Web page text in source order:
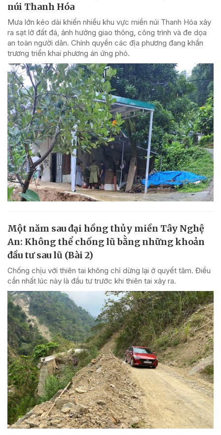
núi Thanh Hóa
Mưa lớn kéo dài khiến nhiều khu vực miền núi Thanh Hóa xảy
ra sạt lở đất đá, ảnh hưởng giao thông, công trình và đe dọa
an toàn người dân. Chính quyền các địa phương đang khẩn
trương triển khai phương án ứng phó.
Một năm sau đại hồng thủy miền Tây Nghệ
An: Không thể chống lũ bằng những khoản
đầu tư sau lũ (Bài 2)
Chống chịu với thiên tai không chỉ dừng lại ở quyết tâm. Điều
cần nhất lúc này là đầu tư trước khi thiên tai xảy ra.